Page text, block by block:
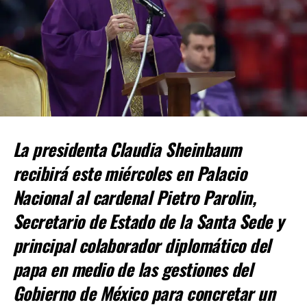
tuvo la intención de ofender a las personas de la tercera
edad.
Hasta el momento, no existe información oficial sobre
algún procedimiento para separar del cargo legislativo a
Salvatori o a Palomares, pese a que en redes sociales
circularon cuestionamientos al respecto. Tampoco se ha
permanecerá disponible en la plataforma de YouTube,
ni si Palomares continuará participando en otros
proyectos junto con Salvatori.
ADVERTISEMENT
La presidenta Claudia Sheinbaum
recibirá este miércoles en Palacio
Nacional al cardenal Pietro Parolin,
Secretario de Estado de la Santa Sede y
principal colaborador diplomático del
papa en medio de las gestiones del
Gobierno de México para concretar un